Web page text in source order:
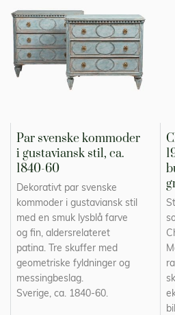
Par svenske kommoder
i gustaviansk stil, ca.
1840-60
Dekorativt par svenske
kommoder i gustaviansk stil
med en smuk lysblå farve
og fin, aldersrelateret
patina. Tre skuffer med
geometriske fyldninger og
messingbeslag.
Sverige, ca. 1840-60.